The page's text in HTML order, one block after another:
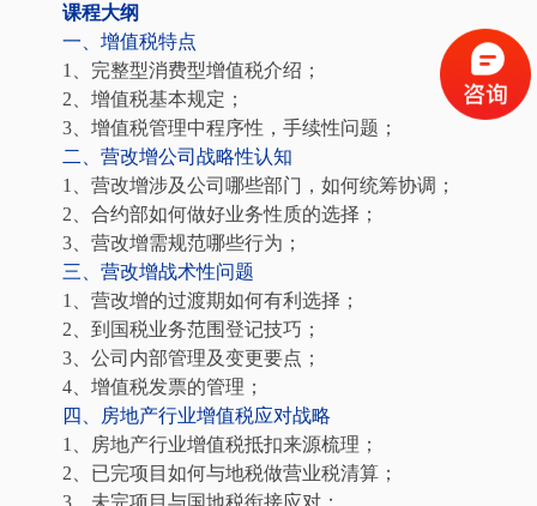
课程大纲
一、增值税特点
1、完整型消费型增值税介绍；
2、增值税基本规定；
3、增值税管理中程序性，手续性问题；
二、营改增公司战略性认知
1、营改增涉及公司哪些部门，如何统筹协调；
2、合约部如何做好业务性质的选择；
3、营改增需规范哪些行为；
三、营改增战术性问题
1、营改增的过渡期如何有利选择；
2、到国税业务范围登记技巧；
3、公司内部管理及变更要点；
4、增值税发票的管理；
四、房地产行业增值税应对战略
1、房地产行业增值税抵扣来源梳理；
2、已完项目如何与地税做营业税清算；
3、未完项目与国地税衔接应对；